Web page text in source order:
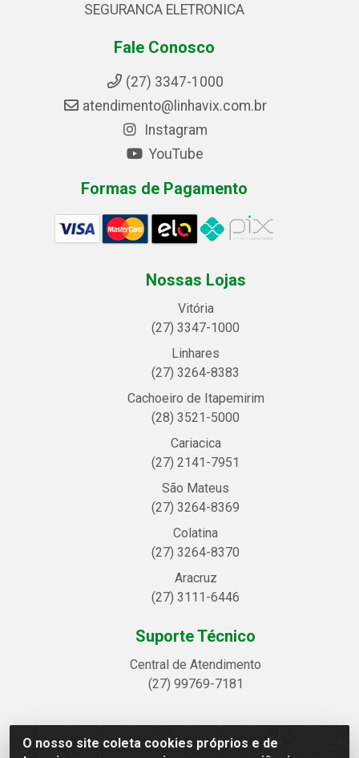
O nosso site coleta cookies próprios e de
SEGURANCA ELETRONICA
Fale Conosco
(27) 3347-1000
atendimento@linhavix.com.br
Instagram
YouTube
Formas de Pagamento
Nossas Lojas
Vitória
(27) 3347-1000
Linhares
(27) 3264-8383
Cachoeiro de Itapemirim
(28) 3521-5000
Cariacica
(27) 2141-7951
São Mateus
(27) 3264-8369
Colatina
(27) 3264-8370
Aracruz
(27) 3111-6446
Suporte Técnico
Central de Atendimento
(27) 99769-7181
Linhavix Distribuidora LTDA - Avenida Alegre, 2521 -